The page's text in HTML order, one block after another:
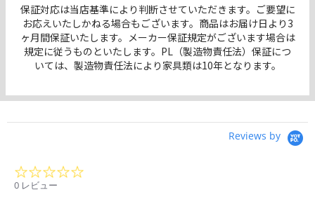
保証対応は当店基準により判断させていただきます。ご要望に
お応えいたしかねる場合もございます。商品はお届け日より3
ヶ月間保証いたします。メーカー保証規定がございます場合は
規定に従うものといたします。PL（製造物責任法）保証につ
いては、製造物責任法により家具類は10年となります。
Reviews by
0 レビュー